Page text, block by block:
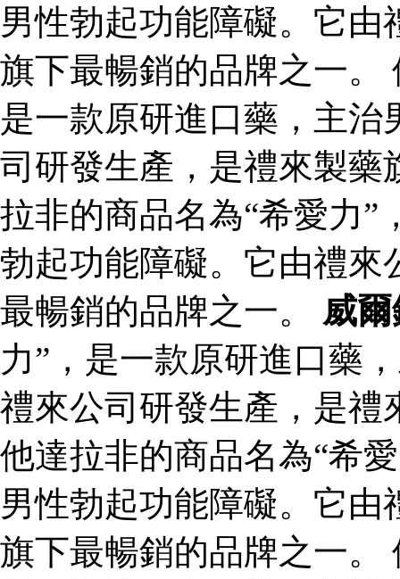
男性勃起功能障礙。它
旗下最暢銷的品牌之一。
是一款原研進口藥，主
司研發生產，是禮來製藥
拉非的商品名為“希愛力”
勃起功能障礙。它由禮來
最暢銷的品牌之一。 威
力”，是一款原研進口藥
禮來公司研發生產，是禮
他達拉非的商品名為“希
男性勃起功能障礙。它
旗下最暢銷的品牌之一。